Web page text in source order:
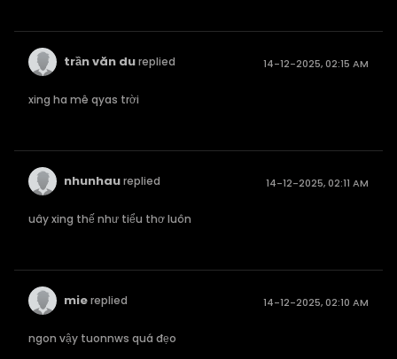
trần văn dureplied 14-12-2025, 02:15 AM
xing ha mê qyas trời
nhunhaureplied 14-12-2025, 02:11 AM
uây xing thế như tiểu thơ luôn
miereplied 14-12-2025, 02:10 AM
ngon vậy tuonnws quá đẹo